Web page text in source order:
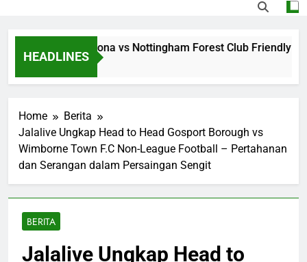
HEADLINES
Jalalive Barcelona vs Nottingham Forest Club Friendly Dini
Home
Berita
Jalalive Ungkap Head to Head Gosport Borough vs
Wimborne Town F.C Non-League Football – Pertahanan
dan Serangan dalam Persaingan Sengit
BERITA
Jalalive Ungkap Head to